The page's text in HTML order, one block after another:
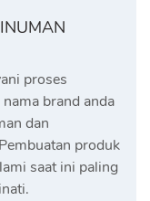
proses
brand anda
dan
produk
saat ini paling